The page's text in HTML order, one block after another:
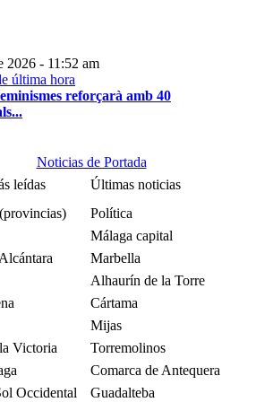
2026 - 11:52 am
reforçarà amb 40
Noticias de Portada
leídas
Últimas noticias
Política
Málaga capital
Marbella
Alhaurín de la Torre
Cártama
Mijas
Victoria
Torremolinos
Comarca de Antequera
Occidental
Guadalteba